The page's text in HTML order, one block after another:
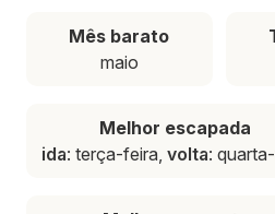
Mês barato
maio
Melhor escapada
ida: terça-feira, volta: